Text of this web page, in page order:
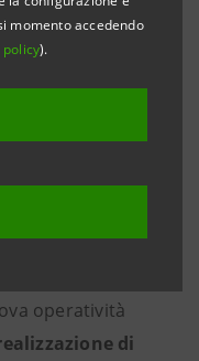
momento accedendo
policy).
di una mobilità
territorio
si conferma attore
nel settore
ricevutoda Intesa
operatività
di